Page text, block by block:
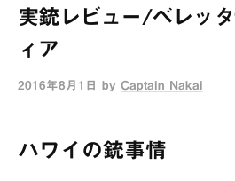
か
2
最
実銃レビュー/ベレッ
ィア
2016年8月1日 by Captain Nakai
ハワイの銃事情